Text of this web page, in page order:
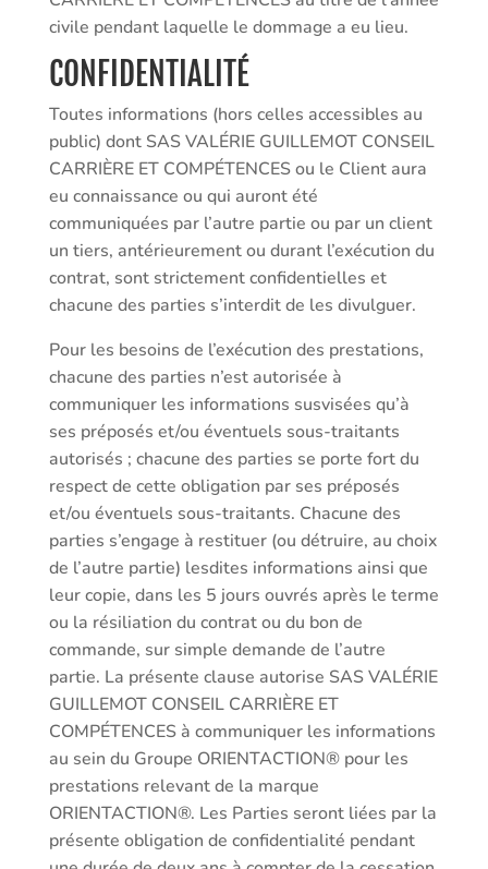
civile pendant laquelle le dommage a eu lieu.
CONFIDENTIALITÉ
Toutes informations (hors celles accessibles au
public) dont SAS VALÉRIE GUILLEMOT CONSEIL
CARRIÈRE ET COMPÉTENCES ou le Client aura
eu connaissance ou qui auront été
communiquées par l’autre partie ou par un client
un tiers, antérieurement ou durant l’exécution du
contrat, sont strictement confidentielles et
chacune des parties s’interdit de les divulguer.
Pour les besoins de l’exécution des prestations,
chacune des parties n’est autorisée à
communiquer les informations susvisées qu’à
ses préposés et/ou éventuels sous-traitants
autorisés ; chacune des parties se porte fort du
respect de cette obligation par ses préposés
et/ou éventuels sous-traitants. Chacune des
parties s’engage à restituer (ou détruire, au choix
de l’autre partie) lesdites informations ainsi que
leur copie, dans les 5 jours ouvrés après le terme
ou la résiliation du contrat ou du bon de
commande, sur simple demande de l’autre
partie. La présente clause autorise SAS VALÉRIE
GUILLEMOT CONSEIL CARRIÈRE ET
COMPÉTENCES à communiquer les informations
au sein du Groupe ORIENTACTION® pour les
prestations relevant de la marque
ORIENTACTION®. Les Parties seront liées par la
présente obligation de confidentialité pendant